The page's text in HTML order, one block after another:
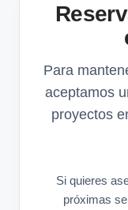
Para
aceptamos
proyectos
Si quieres
próximas